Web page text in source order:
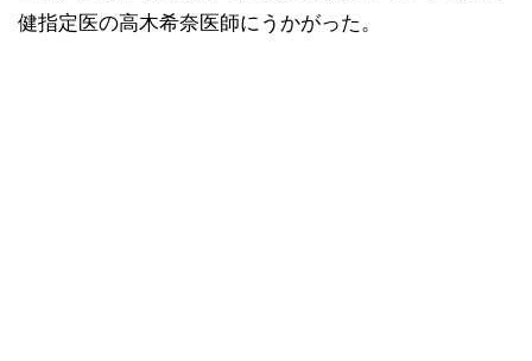
健指定医の高木希奈医師にうかがった。